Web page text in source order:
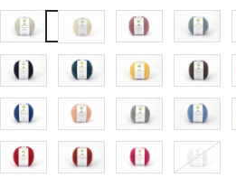
DM3880103DM3880003DM3880115
DM3880007DM3880008DM3880009
DM3880107DM3880109DM3880112
DM3880555DM3880005DM3880155